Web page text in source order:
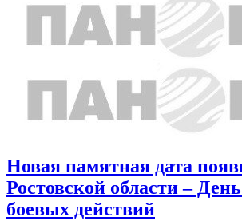
Новая памятная дата
Ростовской области –
боевых действий